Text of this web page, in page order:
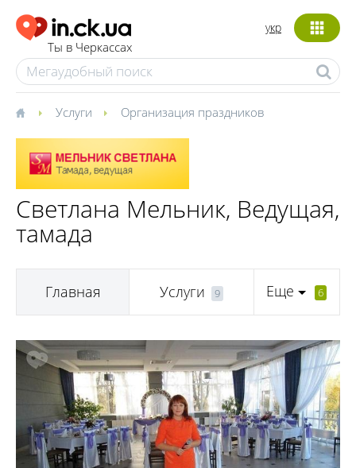
Ты в Черкассах
укр
Услуги Организация праздников
Светлана Мельник, Ведущая,
тамада
Главная Услуги 9 Еще 6